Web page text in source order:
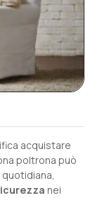
acquistare
poltrona può
nei